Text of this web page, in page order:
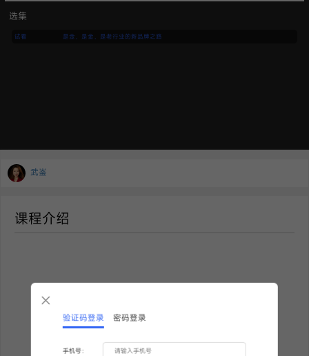
选集
试看 是金，是金，是老行业的新品牌之路
武崟
课程介绍
验证码登录 密码登录
手机号：